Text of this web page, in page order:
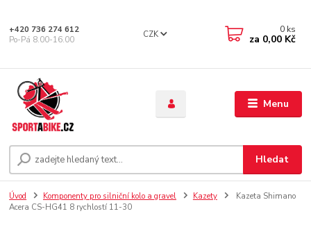
Menu
CZK
Hledat
+420 736 274 612
Po-Pá 8.00-16.00
0 ks
za 0,00 Kč
Úvod Komponenty pro silniční kolo a gravel Kazety
Kazeta Shimano
Acera CS-HG41 8 rychlostí 11-30